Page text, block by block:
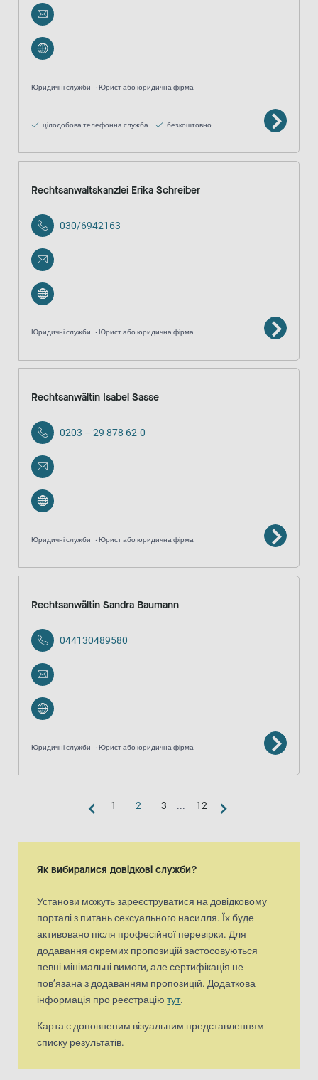
Юридичні служби Юрист або юридична фірма
цілодобова телефонна служба безкоштовно
Rechtsanwaltskanzlei Erika Schreiber
030/6942163
Юридичні служби Юрист або юридична фірма
Rechtsanwältin Isabel Sasse
0203 – 29 878 62-0
Юридичні служби Юрист або юридична фірма
Rechtsanwältin Sandra Baumann
044130489580
Юридичні служби Юрист або юридична фірма
1 2 3 ... 12
Вигляд «карта»
Як вибиралися довідкові служби?
Установи можуть зареєструватися на довідковому
порталі з питань сексуального насилля. Їх буде
активовано після професійної перевірки. Для
додавання окремих пропозицій застосовуються
певні мінімальні вимоги, але сертифікація не
пов’язана з додаванням пропозицій. Додаткова
інформація про реєстраціютут.
Карта є доповненим візуальним представленням
списку результатів.